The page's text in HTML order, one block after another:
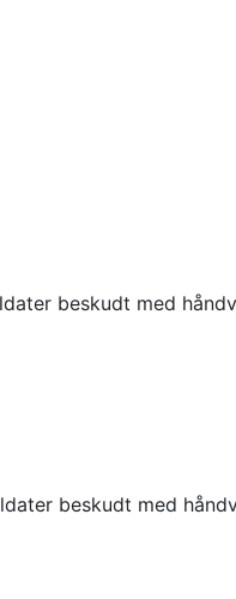
beskudt med
beskudt med